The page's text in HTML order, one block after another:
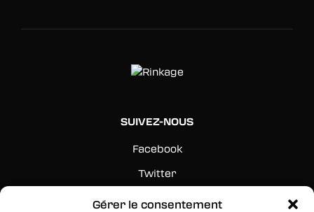
Gérer le consentement
SUIVEZ-NOUS
Facebook
Twitter
Instagram